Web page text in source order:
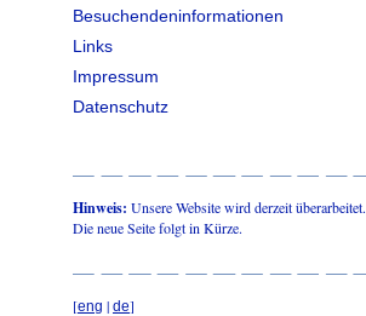
Besuchendeninformationen
Links
Impressum
Datenschutz
Hinweis: Unsere Website wird derzeit überarbeitet.
Die neue Seite folgt in Kürze.
[eng | de]